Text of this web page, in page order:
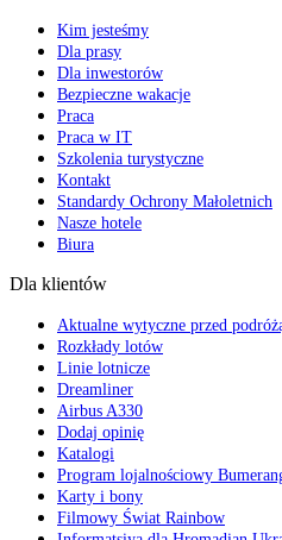
Kim jesteśmy
Dla prasy
Dla inwestorów
Bezpieczne wakacje
Praca
Praca w IT
Szkolenia turystyczne
Kontakt
Standardy Ochrony Małoletnich
Nasze hotele
Biura
Dla klientów
Aktualne wytyczne przed
Rozkłady lotów
Linie lotnicze
Dreamliner
Airbus A330
Dodaj opinię
Katalogi
Program lojalnościowy
Karty i bony
Filmowy Świat Rainbow